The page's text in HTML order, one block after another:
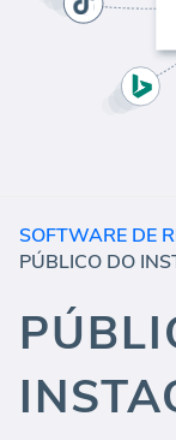
SOFTWARE DE